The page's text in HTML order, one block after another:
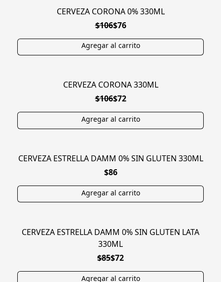
CERVEZA CORONA 0% 330ML
$106$76
CERVEZA CORONA 330ML
$106$72
SIN TACC
CERVEZA ESTRELLA DAMM 0% SIN GLUTEN 330ML
$86
SIN TACC
CERVEZA ESTRELLA DAMM 0% SIN GLUTEN LATA
330ML
$85$72